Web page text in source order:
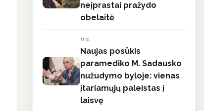
neįprastai pražydo
obelaitė
11:31
Naujas posūkis
paramediko M. Sadausko
nužudymo byloje: vienas
įtariamųjų paleistas į
laisvę